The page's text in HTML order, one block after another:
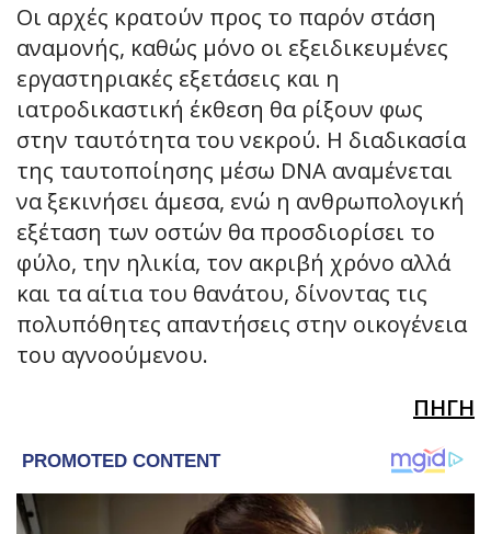
Οι αρχές κρατούν προς το παρόν στάση
αναμονής, καθώς μόνο οι εξειδικευμένες
εργαστηριακές εξετάσεις και η
ιατροδικαστική έκθεση θα ρίξουν φως
στην ταυτότητα του νεκρού. Η διαδικασία
της ταυτοποίησης μέσω DNA αναμένεται
να ξεκινήσει άμεσα, ενώ η ανθρωπολογική
εξέταση των οστών θα προσδιορίσει το
φύλο, την ηλικία, τον ακριβή χρόνο αλλά
και τα αίτια του θανάτου, δίνοντας τις
πολυπόθητες απαντήσεις στην οικογένεια
του αγνοούμενου.
ΠΗΓΗ